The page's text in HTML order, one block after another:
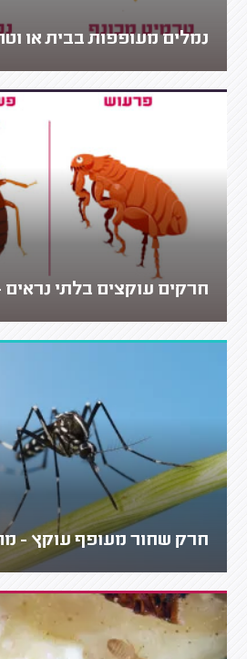
נמלים מעופפות בבית או
חרקים עוקצים בלתי נראים
חרק שחור מעופף עוקץ -